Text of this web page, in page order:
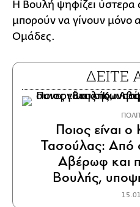
H Boυλή ψηφίζει ύστερα
μπoρoύν να γίνουν μόνο
Ομάδες.
ΔΕΙΤΕ
Ποιος είναι
Τασούλας: Από
Αβέρωφ και
Βουλής,